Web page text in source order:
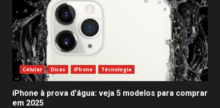
Celular Dicas iPhone Técnologia
iPhone à prova d’água: veja 5 modelos para comprar
em 2025